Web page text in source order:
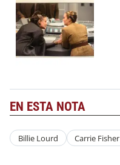
EN ESTA NOTA
Billie Lourd Carrie Fisher